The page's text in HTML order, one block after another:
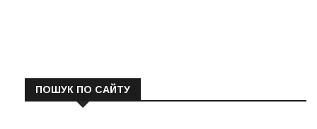
ПОШУК ПО САЙТУ